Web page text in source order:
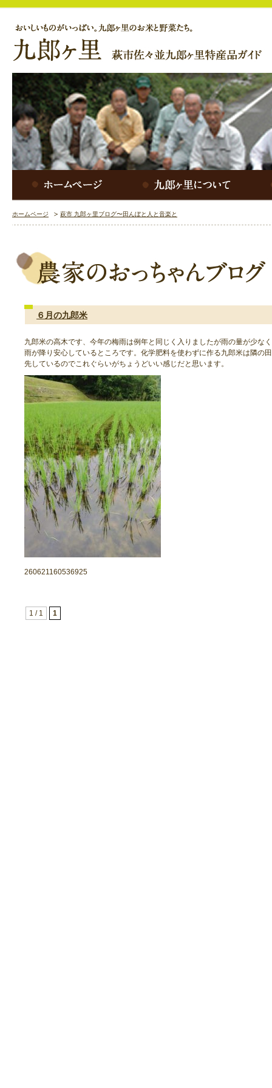
ホームページ 萩市 九郎ヶ里ブログ〜田んぼと人と音楽と
６月の九郎米
九郎米の高木です、今年の梅雨は例年と同じく入りましたが雨の量が少な
雨が降り安心しているところです。化学肥料を使わずに作る九郎米は隣の
先しているのでこれぐらいがちょうどいい感じだと思います。
260621160536925
1 / 1 1